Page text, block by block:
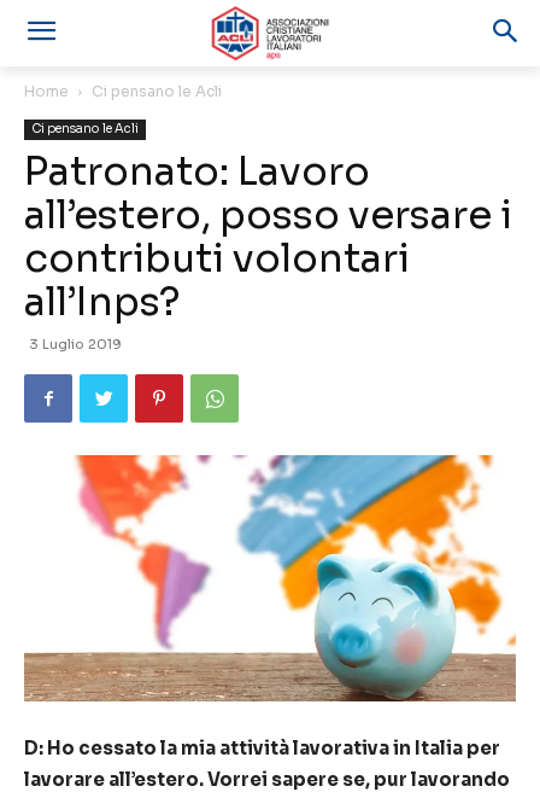
Home Ci pensano le Acli
Ci pensano le Acli
Patronato: Lavoro
all’estero, posso versare i
contributi volontari
all’Inps?
3 Luglio 2019
D: Ho cessato la mia attività lavorativa in Italia per
lavorare all’estero. Vorrei sapere se, pur lavorando